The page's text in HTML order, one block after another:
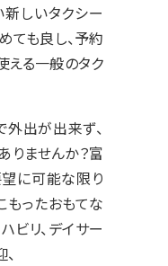
しいタクシー
ても良し、予約
える一般のタク
外出が出来ず、
りませんか？富
に可能な限り
もったおもてな
ビリ、デイサー